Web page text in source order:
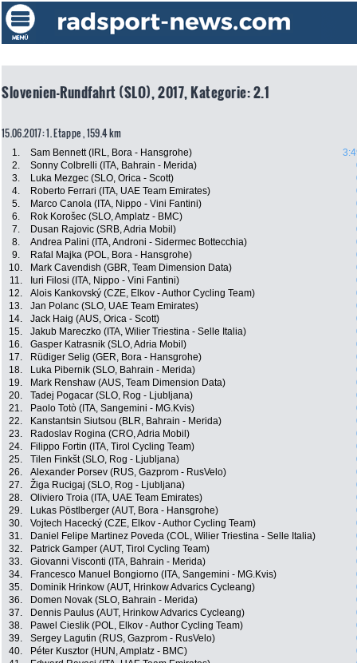
Slovenien-Rundfahrt (SLO), 2017, Kategorie: 2.1
15.06.2017: 1. Etappe , 159.4 km
1. Sam Bennett (IRL, Bora - Hansgrohe)
2.
Sonny Colbrelli (ITA, Bahrain - Merida)
3.
Luka Mezgec (SLO, Orica - Scott)
4.
Roberto Ferrari (ITA, UAE Team Emirates)
5.
Marco Canola (ITA, Nippo - Vini Fantini)
6.
Rok Korošec (SLO, Amplatz - BMC)
7.
Dusan Rajovic (SRB, Adria Mobil)
8.
Andrea Palini (ITA, Androni - Sidermec Bottecchia)
9.
Rafal Majka (POL, Bora - Hansgrohe)
10.
Mark Cavendish (GBR, Team Dimension Data)
11.
Iuri Filosi (ITA, Nippo - Vini Fantini)
12.
Alois Kankovský (CZE, Elkov - Author Cycling Team)
13.
Jan Polanc (SLO, UAE Team Emirates)
14.
Jack Haig (AUS, Orica - Scott)
15.
Jakub Mareczko (ITA, Wilier Triestina - Selle Italia)
16.
Gasper Katrasnik (SLO, Adria Mobil)
17.
Rüdiger Selig (GER, Bora - Hansgrohe)
18.
Luka Pibernik (SLO, Bahrain - Merida)
19.
Mark Renshaw (AUS, Team Dimension Data)
20.
Tadej Pogacar (SLO, Rog - Ljubljana)
21.
Paolo Totò (ITA, Sangemini - MG.Kvis)
22.
Kanstantsin Siutsou (BLR, Bahrain - Merida)
23.
Radoslav Rogina (CRO, Adria Mobil)
24.
Filippo Fortin (ITA, Tirol Cycling Team)
25.
Tilen Finkšt (SLO, Rog - Ljubljana)
26.
Alexander Porsev (RUS, Gazprom - RusVelo)
27.
Žiga Rucigaj (SLO, Rog - Ljubljana)
28.
Oliviero Troia (ITA, UAE Team Emirates)
29.
Lukas Pöstlberger (AUT, Bora - Hansgrohe)
30.
Vojtech Hacecký (CZE, Elkov - Author Cycling Team)
31.
Daniel Felipe Martinez Poveda (COL, Wilier Triestina - Selle Italia)
32.
Patrick Gamper (AUT, Tirol Cycling Team)
33.
Giovanni Visconti (ITA, Bahrain - Merida)
34.
Francesco Manuel Bongiorno (ITA, Sangemini - MG.Kvis)
35.
Dominik Hrinkow (AUT, Hrinkow Advarics Cycleang)
36.
Domen Novak (SLO, Bahrain - Merida)
37.
Dennis Paulus (AUT, Hrinkow Advarics Cycleang)
38.
Pawel Cieslik (POL, Elkov - Author Cycling Team)
39.
Sergey Lagutin (RUS, Gazprom - RusVelo)
40.
Péter Kusztor (HUN, Amplatz - BMC)